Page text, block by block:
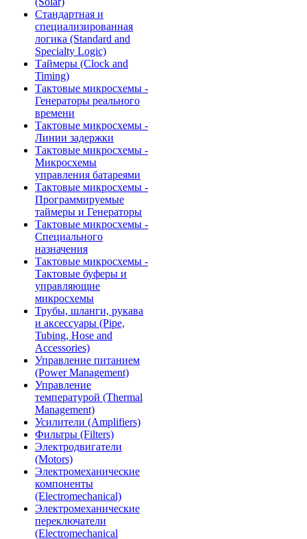
Стандартная и
специализированная
логика (Standard and
Specialty Logic)
Таймеры (Clock and
Timing)
Тактовые микросхемы -
Генераторы реального
времени
Тактовые микросхемы -
Линии задержки
Тактовые микросхемы -
Микросхемы
управления батареями
Тактовые микросхемы -
Программируемые
таймеры и Генераторы
Тактовые микросхемы -
Специального
назначения
Тактовые микросхемы -
Тактовые буферы и
управляющие
микросхемы
Трубы, шланги, рукава
и аксессуары (Pipe,
Tubing, Hose and
Accessories)
Управление питанием
(Power Management)
Управление
температурой (Thermal
Management)
Усилители (Amplifiers)
Фильтры (Filters)
Электродвигатели
(Motors)
Электромеханические
компоненты
(Electromechanical)
Электромеханические
переключатели
(Electromechanical